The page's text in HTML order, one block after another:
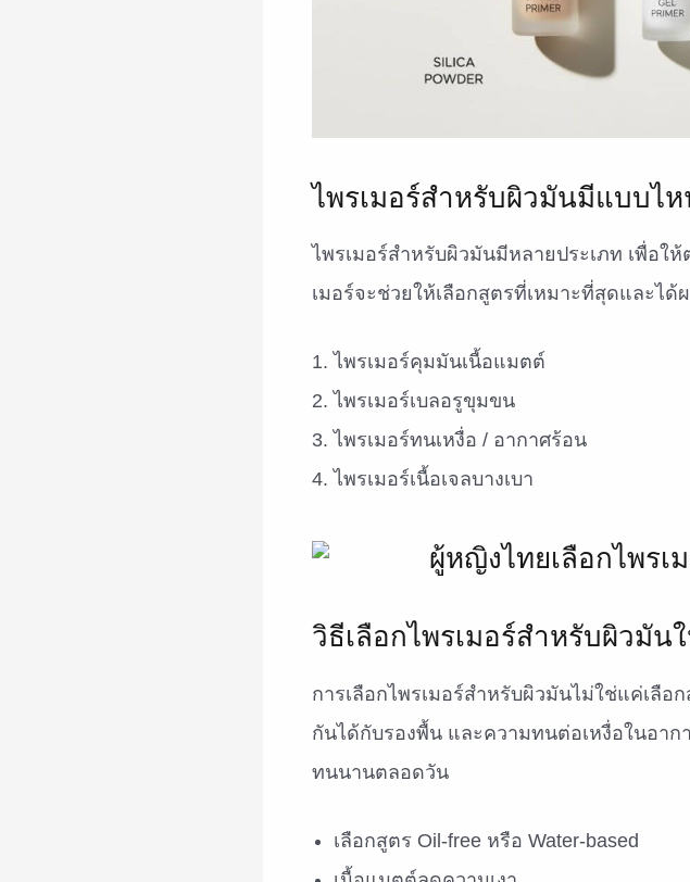
ไพรเมอร์สำหรับผิวมันมีแบบไ
ไพรเมอร์สำหรับผิวมันมีหลายประเภท เพื่อใ
เมอร์จะช่วยให้เลือกสูตรที่เหมาะที่สุดและไ
ไพรเมอร์คุมมันเนื้อแมตต์
ไพรเมอร์เบลอรูขุมขน
ไพรเมอร์ทนเหงื่อ / อากาศร้อน
ไพรเมอร์เนื้อเจลบางเบา
วิธีเลือกไพรเมอร์สำหรับผิวมัน
การเลือกไพรเมอร์สำหรับผิวมันไม่ใช่แค่เลื
กันได้กับรองพื้น และความทนต่อเหงื่อในอา
ทนนานตลอดวัน
เลือกสูตร Oil-free หรือ Water-based